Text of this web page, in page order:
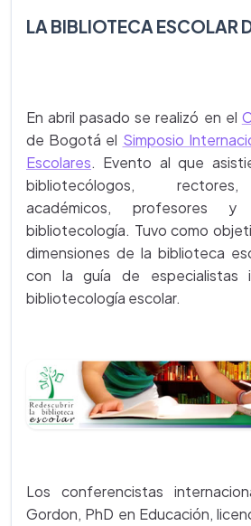
LA BIBLIOTECA ESCOLAR
En abril pasado se realizó en el
de Bogotá el Simposio
Escolares. Evento al que
bibliotecólogos,
académicos, profesores
bibliotecología. Tuvo como
dimensiones de la biblioteca
con la guía de especialistas
bibliotecología escolar.
Los conferencistas
Gordon, PhD en Educación,